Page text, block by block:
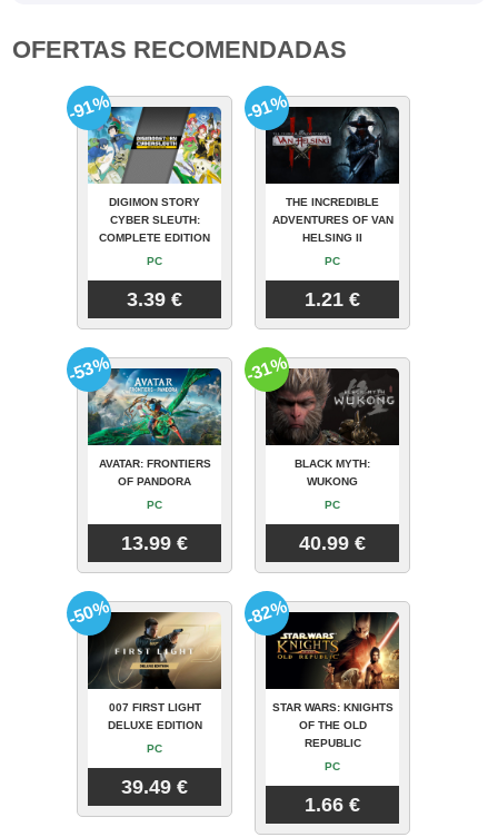
OFERTAS RECOMENDADAS
DIGIMON STORY
CYBER SLEUTH:
COMPLETE EDITION
PC
3.39 €
-91%
THE INCREDIBLE
ADVENTURES OF VAN
HELSING II
PC
1.21 €
-91%
AVATAR: FRONTIERS
OF PANDORA
PC
13.99 €
-53%
BLACK MYTH:
WUKONG
PC
40.99 €
-31%
007 FIRST LIGHT
DELUXE EDITION
PC
39.49 €
-50%
STAR WARS: KNIGHTS
OF THE OLD
REPUBLIC
PC
1.66 €
-82%